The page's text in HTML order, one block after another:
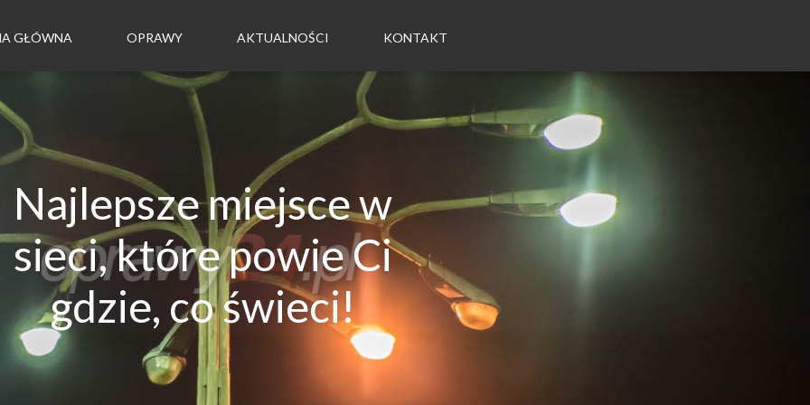
GŁÓWNA OPRAWY AKTUALNOŚCI KONTAKT
Najlepsze miejsce w
sieci, które powie Ci
gdzie, co świeci!